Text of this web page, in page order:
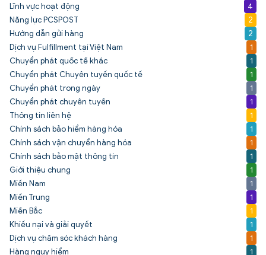
Lĩnh vực hoạt động
4
Năng lực PCSPOST
2
Hướng dẫn gửi hàng
2
Dịch vụ Fulfillment tại Việt Nam
1
Chuyển phát quốc tế khác
1
Chuyển phát Chuyên tuyến quốc tế
1
Chuyển phát trong ngày
1
Chuyển phát chuyên tuyến
1
Thông tin liên hệ
1
Chính sách bảo hiểm hàng hóa
1
Chính sách vận chuyển hàng hóa
1
Chính sách bảo mật thông tin
1
Giới thiệu chung
1
Miền Nam
1
Miền Trung
1
Miền Bắc
1
Khiếu nại và giải quyết
1
Dịch vụ chăm sóc khách hàng
1
Hàng nguy hiểm
1